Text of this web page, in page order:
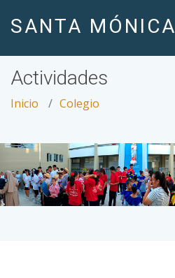
SANTA MÓNICA
Actividades
Inicio Colegio